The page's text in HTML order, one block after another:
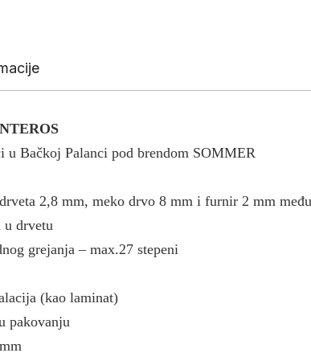
u Bačkoj Palanci pod brendom SOMMER
2,8 mm, meko drvo 8 mm i furnir 2 mm
u drvetu
grejanja – max.27 stepeni
(kao laminat)
pakovanju